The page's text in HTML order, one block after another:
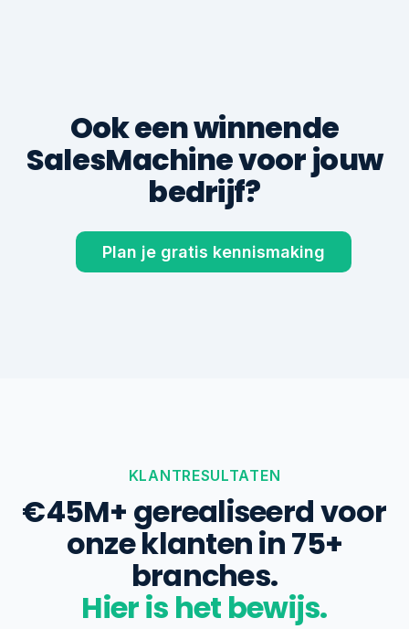
Ook een winnende
SalesMachine voor jouw
bedrijf?
Plan je gratis kennismaking
KLANTRESULTATEN
€45M+ gerealiseerd voor
onze klanten in 75+
branches.
Hier is het bewijs.